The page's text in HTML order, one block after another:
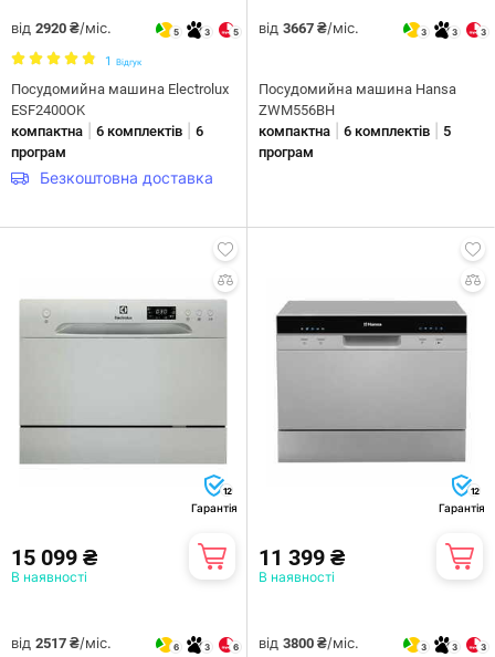
від 2920 ₴/міс. 5 3 5
1 Відгук
Посудомийна машина Electrolux
ESF2400OK
компактна
6 комплектів
6
програм
Безкоштовна доставка
від 3667 ₴/міс. 3 3 3
Посудомийна машина Hansa
ZWM556BH
компактна
6 комплектів
5
програм
12
Гарантія
15 099 ₴
В наявності
від 2517 ₴/міс. 6 3 6
12
Гарантія
11 399 ₴
В наявності
від 3800 ₴/міс. 3 3 3